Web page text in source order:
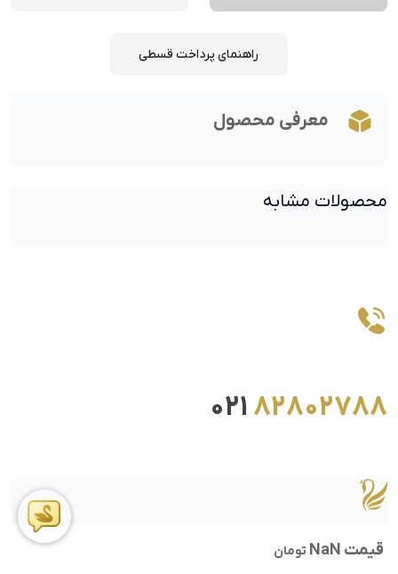
قیمت NaN تومان
راهنمای پرداخت قسطی
معرفی محصول
محصولات مشابه
82802788
021